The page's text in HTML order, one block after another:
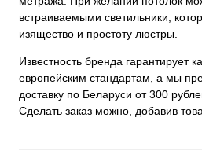
встраиваемыми светильники,
изящество и простоту люстры.
Известность бренда гарантирует
европейским стандартам, а мы
доставку по Беларуси от 300
Сделать заказ можно, добавив